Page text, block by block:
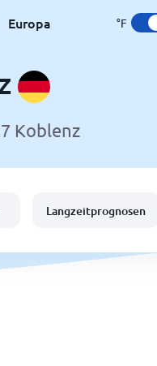
Europa °F
Koblenz
Langzeitprognosen